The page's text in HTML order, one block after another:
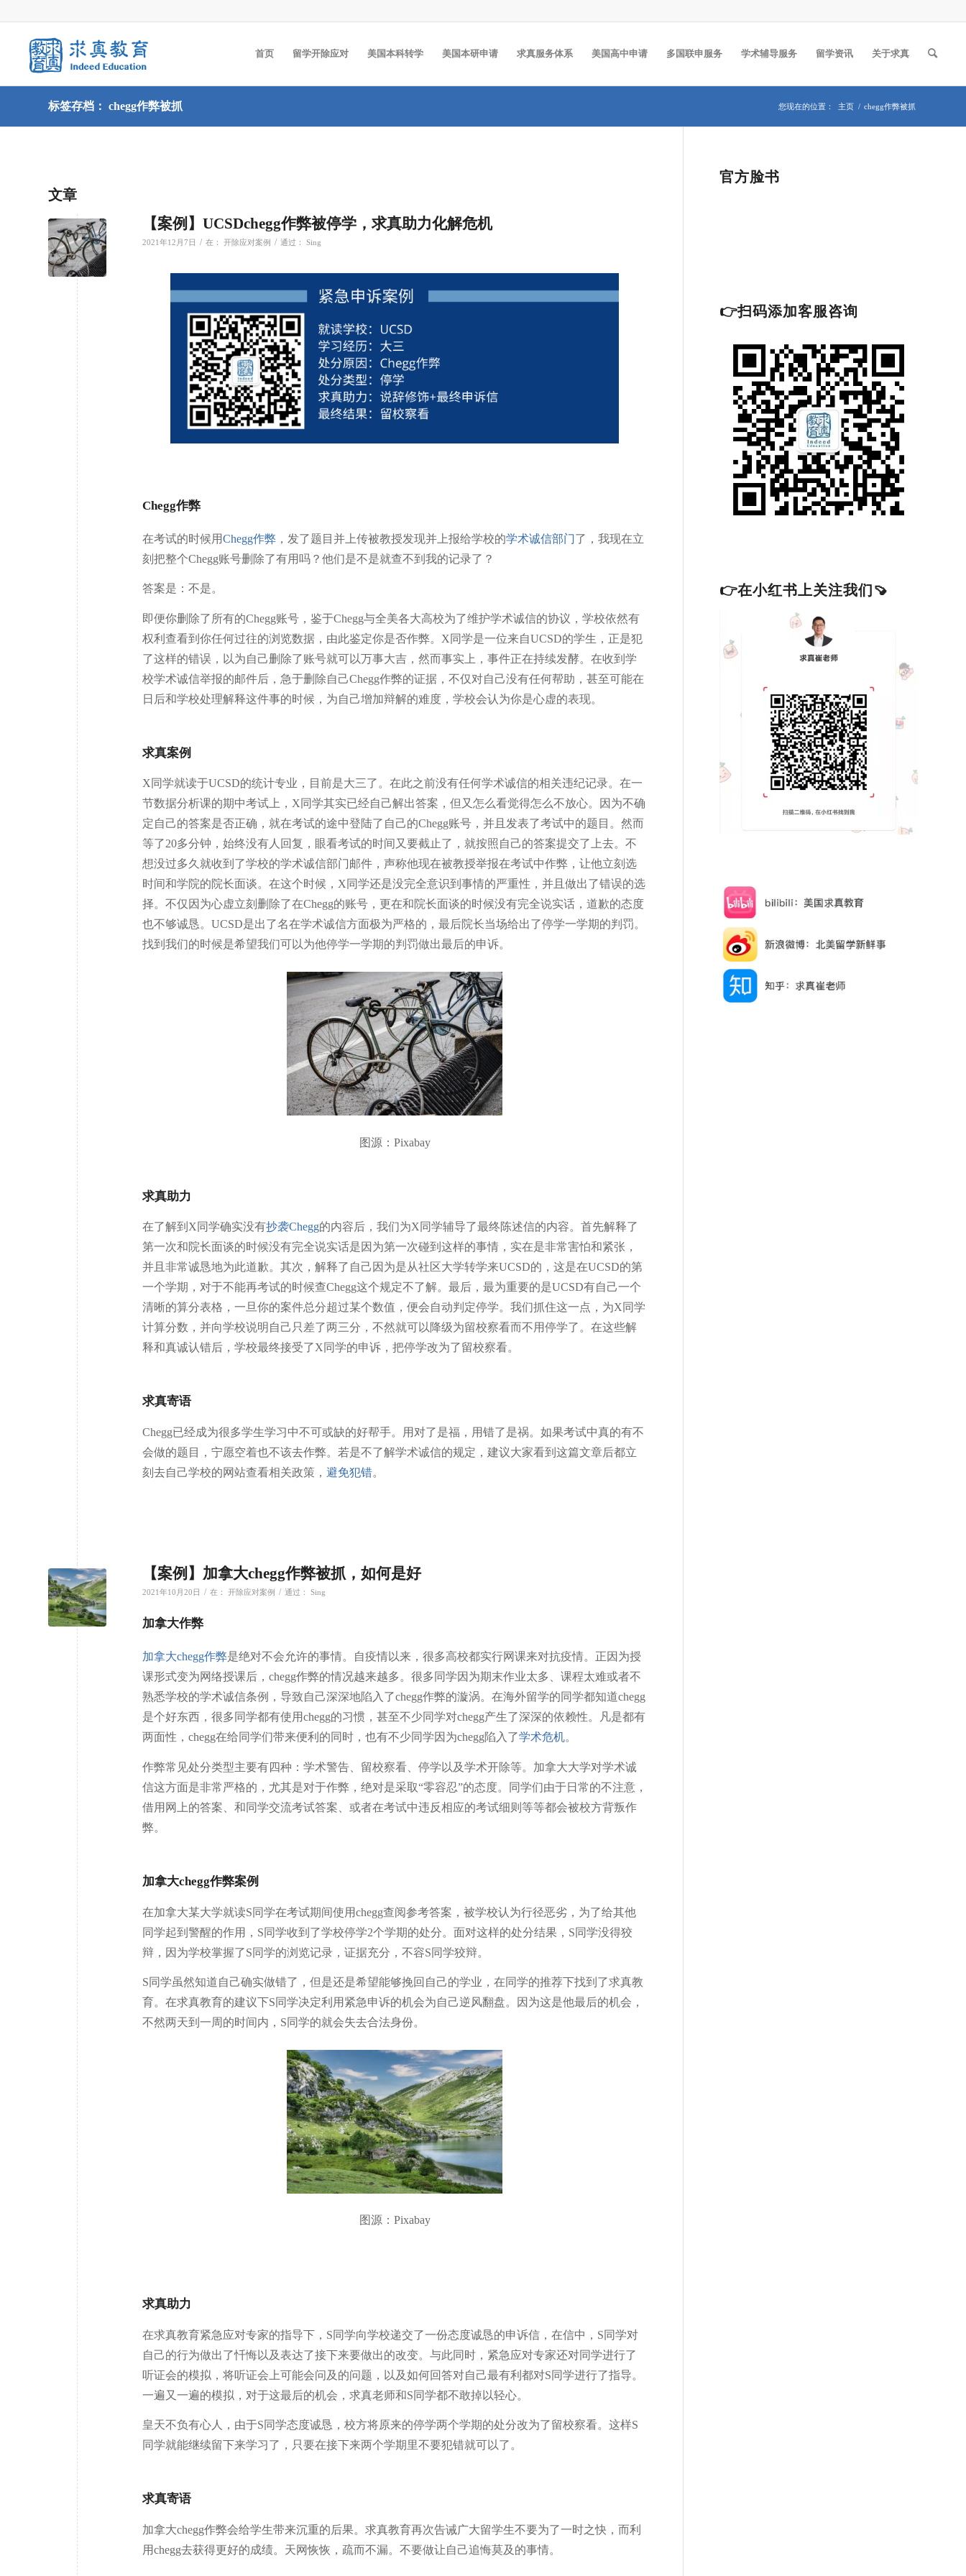
首页 留学开除应对 美国本科转学 美国本研申请 求真服务体系 美国高中申请 多国联申服务 学术辅导服务 留学资讯 关于求真
标签存档： chegg作弊被抓 您现在的位置： 主页 / chegg作弊被抓
文章
【案例】UCSDchegg作弊被停学，求真助力化解危机
2021年12月7日 / 在： 开除应对案例 / 通过： Sing
Chegg作弊
在考试的时候用Chegg作弊 ，发了题目并上传被教授发现并上报给学校的学术诚信部门了，我现在立
刻把整个Chegg账号删除了有用吗？他们是不是就查不到我的记录了？
答案是：不是。
即便你删除了所有的Chegg账号，鉴于Chegg与全美各大高校为了维护学术诚信的协议，学校依然有
权利查看到你任何过往的浏览数据，由此鉴定你是否作弊。X同学是一位来自UCSD的学生，正是犯
了这样的错误，以为自己删除了账号就可以万事大吉，然而事实上，事件正在持续发酵。在收到学
校学术诚信举报的邮件后，急于删除自己Chegg作弊的证据，不仅对自己没有任何帮助，甚至可能在
日后和学校处理解释这件事的时候，为自己增加辩解的难度，学校会认为你是心虚的表现。
求真案例
X同学就读于UCSD的统计专业，目前是大三了。在此之前没有任何学术诚信的相关违纪记录。在一
节数据分析课的期中考试上，X同学其实已经自己解出答案，但又怎么看觉得怎么不放心。因为不确
定自己的答案是否正确，就在考试的途中登陆了自己的Chegg账号，并且发表了考试中的题目。然而
等了20多分钟，始终没有人回复，眼看考试的时间又要截止了，就按照自己的答案提交了上去。不
想没过多久就收到了学校的学术诚信部门邮件，声称他现在被教授举报在考试中作弊，让他立刻选
时间和学院的院长面谈。在这个时候，X同学还是没完全意识到事情的严重性，并且做出了错误的选
择。不仅因为心虚立刻删除了在Chegg的账号，更在和院长面谈的时候没有完全说实话，道歉的态度
也不够诚恳。UCSD是出了名在学术诚信方面极为严格的，最后院长当场给出了停学一学期的判罚。
找到我们的时候是希望我们可以为他停学一学期的判罚做出最后的申诉。
图源：Pixabay
求真助力
在了解到X同学确实没有抄袭Chegg的内容后，我们为X同学辅导了最终陈述信的内容。首先解释了
第一次和院长面谈的时候没有完全说实话是因为第一次碰到这样的事情，实在是非常害怕和紧张，
并且非常诚恳地为此道歉。其次，解释了自己因为是从社区大学转学来UCSD的，这是在UCSD的第
一个学期，对于不能再考试的时候查Chegg这个规定不了解。最后，最为重要的是UCSD有自己一个
清晰的算分表格，一旦你的案件总分超过某个数值，便会自动判定停学。我们抓住这一点，为X同学
计算分数，并向学校说明自己只差了两三分，不然就可以降级为留校察看而不用停学了。在这些解
释和真诚认错后，学校最终接受了X同学的申诉，把停学改为了留校察看。
求真寄语
Chegg已经成为很多学生学习中不可或缺的好帮手。用对了是福，用错了是祸。如果考试中真的有不
会做的题目，宁愿空着也不该去作弊。若是不了解学术诚信的规定，建议大家看到这篇文章后都立
刻去自己学校的网站查看相关政策， 避免犯错。
【案例】加拿大chegg作弊被抓，如何是好
2021年10月20日 / 在： 开除应对案例 / 通过： Sing
加拿大作弊
加拿大chegg作弊是绝对不会允许的事情。自疫情以来，很多高校都实行网课来对抗疫情。正因为授
课形式变为网络授课后，chegg作弊的情况越来越多。很多同学因为期末作业太多、课程太难或者不
熟悉学校的学术诚信条例，导致自己深深地陷入了chegg作弊的漩涡。在海外留学的同学都知道chegg
是个好东西，很多同学都有使用chegg的习惯，甚至不少同学对chegg产生了深深的依赖性。凡是都有
两面性，chegg在给同学们带来便利的同时，也有不少同学因为chegg陷入了学术危机。
作弊常见处分类型主要有四种：学术警告、留校察看、停学以及学术开除等。加拿大大学对学术诚
信这方面是非常严格的，尤其是对于作弊，绝对是采取“零容忍”的态度。同学们由于日常的不注意，
借用网上的答案、和同学交流考试答案、或者在考试中违反相应的考试细则等等都会被校方背叛作
弊。
加拿大chegg作弊案例
在加拿大某大学就读S同学在考试期间使用chegg查阅参考答案，被学校认为行径恶劣，为了给其他
同学起到警醒的作用，S同学收到了学校停学2个学期的处分。面对这样的处分结果，S同学没得狡
辩，因为学校掌握了S同学的浏览记录，证据充分，不容S同学狡辩。
S同学虽然知道自己确实做错了，但是还是希望能够挽回自己的学业，在同学的推荐下找到了求真教
育。 在求真教育的建议下S同学决定利用紧急申诉的机会为自己逆风翻盘。因为这是他最后的机会，
不然两天到一周的时间内，S同学的就会失去合法身份。
图源：Pixabay
求真助力
在求真教育紧急应对专家的指导下，S同学向学校递交了一份态度诚恳的申诉信，在信中，S同学对
自己的行为做出了忏悔以及表达了接下来要做出的改变。与此同时，紧急应对专家还对同学进行了
听证会的模拟，将听证会上可能会问及的问题，以及如何回答对自己最有利都对S同学进行了指导。
一遍又一遍的模拟，对于这最后的机会，求真老师和S同学都不敢掉以轻心。
皇天不负有心人，由于S同学态度诚恳，校方将原来的停学两个学期的处分改为了留校察看。这样S
同学就能继续留下来学习了，只要在接下来两个学期里不要犯错就可以了。
求真寄语
加拿大chegg作弊会给学生带来沉重的后果。求真教育再次告诫广大留学生不要为了一时之快，而利
用chegg去获得更好的成绩。天网恢恢，疏而不漏。不要做让自己追悔莫及的事情。
官方脸书
👉扫码添加客服咨询
👉在小红书上关注我们🍠